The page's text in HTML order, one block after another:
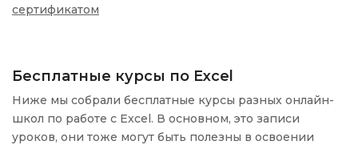
сертификатом
Бесплатные курсы по Excel
Ниже мы собрали бесплатные курсы разных онлайн-
школ по работе с Excel. В основном, это записи
уроков, они тоже могут быть полезны в освоении